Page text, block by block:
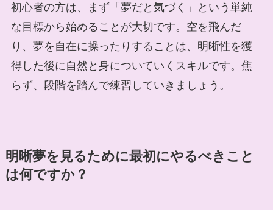
初心者の方は、まず「夢だと気づく」という単純
な目標から始めることが大切です。空を飛んだ
り、夢を自在に操ったりすることは、明晰性を獲
得した後に自然と身についていくスキルです。焦
らず、段階を踏んで練習していきましょう。
明晰夢を見るために最初にやるべきこと
は何ですか？